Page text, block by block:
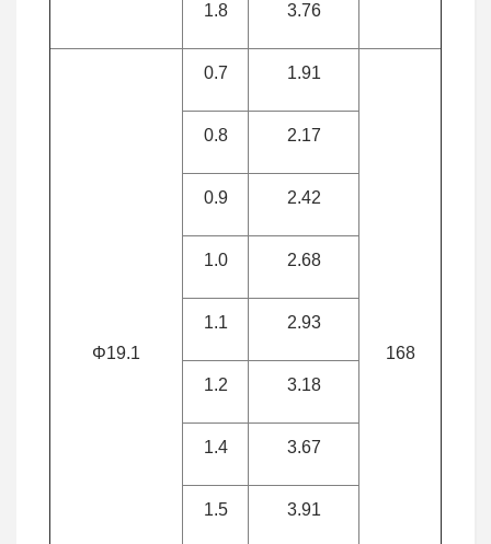
1.8 3.76
Φ19.1
0.7 1.91
168
0.8 2.17
0.9 2.42
1.0 2.68
1.1 2.93
1.2 3.18
1.4 3.67
1.5 3.91